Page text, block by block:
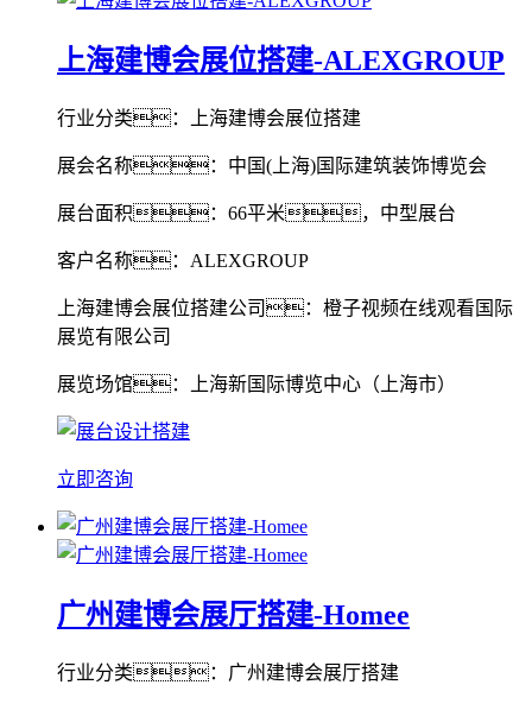
上海建博会展位搭建-ALEXGROUP
行业分类：上海建博会展位搭建
展会名称：中国(上海)国际建筑装饰博览会
展台面积：66平米，中型展台
客户名称：ALEXGROUP
上海建博会展位搭建公司：橙子视频在线观看国际
展览有限公司
展览场馆：上海新国际博览中心（上海市）
立即咨询
广州建博会展厅搭建-Homee
行业分类：广州建博会展厅搭建